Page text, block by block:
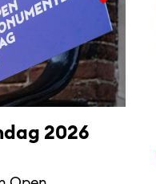
2026